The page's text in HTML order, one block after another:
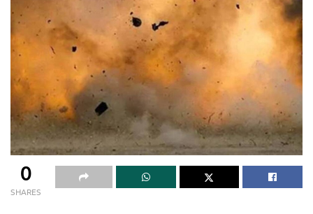
0
SHARES